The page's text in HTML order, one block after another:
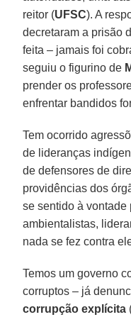
reitor (UFSC). A
decretaram a prisão
feita – jamais foi
seguiu o figurino de
prender os
enfrentar bandidos
Tem ocorrido
de lideranças
de defensores de
providências dos
se sentido à vontade
ambientalistas,
nada se fez contra
Temos um governo
corruptos – já
corrupção explícita